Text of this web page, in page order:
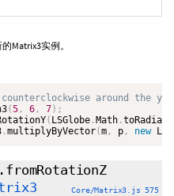
Matrix3实例。
(5 , 6 , 7) ;
( LSGlobe . Math .toRadians
.multiplyByVector(m , p , new
Core/Matrix3.js 575